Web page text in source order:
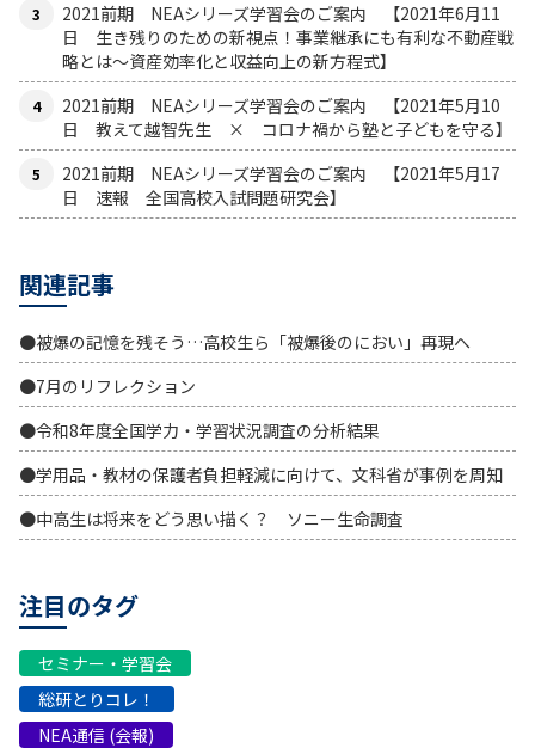
2021前期 NEAシリーズ学習会のご案内 【2021年6月11
日 生き残りのための新視点！事業継承にも有利な不動産戦
略とは〜資産効率化と収益向上の新方程式】
2021前期 NEAシリーズ学習会のご案内 【2021年5月10
日 教えて越智先生 × コロナ禍から塾と子どもを守る】
2021前期 NEAシリーズ学習会のご案内 【2021年5月17
日 速報 全国高校入試問題研究会】
関連記事
●被爆の記憶を残そう…高校生ら「被爆後のにおい」再現へ
●7月のリフレクション
●令和8年度全国学力・学習状況調査の分析結果
●学用品・教材の保護者負担軽減に向けて、文科省が事例を周知
●中高生は将来をどう思い描く？ ソニー生命調査
注目のタグ
セミナー・学習会
総研とりコレ！
NEA通信 (会報)